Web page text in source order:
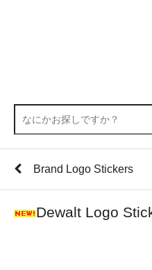
Brand Logo Stickers
Dewalt Logo